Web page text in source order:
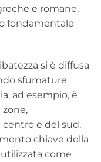
e romane,
fondamentale
si è diffusa
sfumature
ad esempio, è
e del sud,
chiave della
utilizzata come